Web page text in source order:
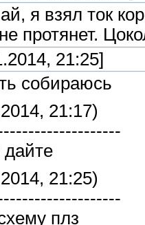
я взял ток
протянет.
21:25]
собираюсь
21:17)
21:25)
плз